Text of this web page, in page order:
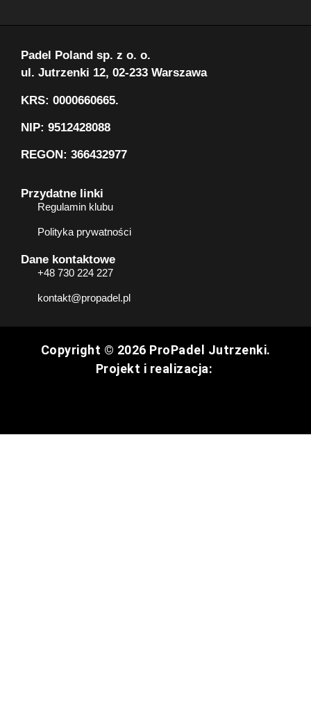
Padel Poland sp. z o. o.
ul. Jutrzenki 12, 02-233 Warszawa
KRS: 0000660665.
NIP: 9512428088
REGON: 366432977
Przydatne linki
Regulamin klubu
Polityka prywatności
Dane kontaktowe
+48 730 224 227
kontakt@propadel.pl
Copyright © 2026 ProPadel Jutrzenki.
Projekt i realizacja: